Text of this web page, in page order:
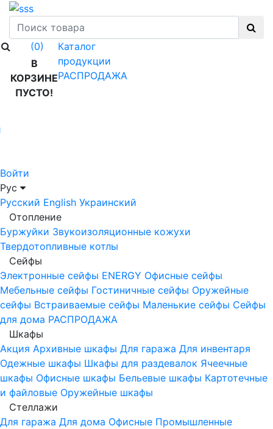
(0)
В
КОРЗИНЕ
ПУСТО!
Каталог
продукции
РАСПРОДАЖА
Войти
Рус
Русский English Украинский
Отопление
Буржуйки Звукоизоляционные кожухи
Твердотопливные котлы
Сейфы
Электронные сейфы ENERGY Офисные сейфы
Мебельные сейфы Гостиничные сейфы Оружейные
сейфы Встраиваемые сейфы Маленькие сейфы Сейфы
для дома РАСПРОДАЖА
Шкафы
Акция Архивные шкафы Для гаража Для инвентаря
Одежные шкафы Шкафы для раздевалок Ячеечные
шкафы Офисные шкафы Бельевые шкафы Картотечные
и файловые Оружейные шкафы
Стеллажи
Для гаража Для дома Офисные Промышленные